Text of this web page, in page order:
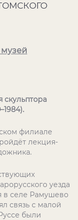
скульптора
филиале
лекция-
уезда
в селе Рамушево
связь с малой
были